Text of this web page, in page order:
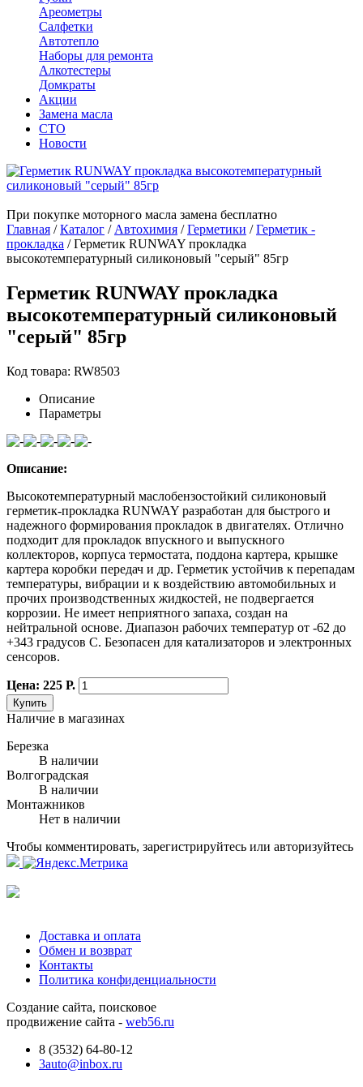
Ареометры
Салфетки
Автотепло
Наборы для ремонта
Алкотестеры
Домкраты
Акции
Замена масла
СТО
Новости
При покупке моторного масла замена бесплатно
Главная /Каталог / Автохимия /Герметики /Герметик -
прокладка /Герметик RUNWAY прокладка
высокотемпературный силиконовый "серый" 85гр
Герметик RUNWAY прокладка
высокотемпературный силиконовый
"серый" 85гр
Код товара: RW8503
Описание
Параметры
Описание:
Высокотемпературный маслобензостойкий силиконовый
герметик-прокладка RUNWAY разработан для быстрого и
надежного формирования прокладок в двигателях. Отлично
подходит для прокладок впускного и выпускного
коллекторов, корпуса термостата, поддона картера, крышке
картера коробки передач и др. Герметик устойчив к перепадам
температуры, вибрации и к воздействию автомобильных и
прочих производственных жидкостей, не подвергается
коррозии. Не имеет неприятного запаха, создан на
нейтральной основе. Диапазон рабочих температур от -62 до
+343 градусов С. Безопасен для катализаторов и электронных
сенсоров.
Цена: 225 Р.
Купить
Наличие в магазинах
Березка
В наличии
Волгоградская
В наличии
Монтажников
Нет в наличии
Чтобы комментировать, зарегистрируйтесь или авторизуйтесь
Доставка и оплата
Обмен и возврат
Контакты
Политика конфиденциальности
Создание сайта, поисковое
продвижение сайта - web56.ru
8 (3532) 64-80-12
3auto@inbox.ru